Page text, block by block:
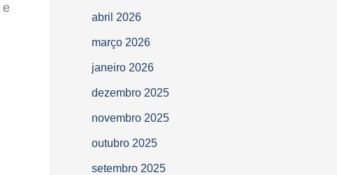
e
abril 2026
março 2026
janeiro 2026
dezembro 2025
novembro 2025
outubro 2025
setembro 2025